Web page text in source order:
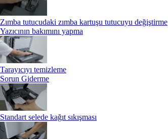
Zımba tutucudaki zımba kartuşu tutucuyu değiştirme
Yazıcının bakımını yapma
Tarayıcıyı temizleme
Sorun Giderme
Standart selede kağıt sıkışması